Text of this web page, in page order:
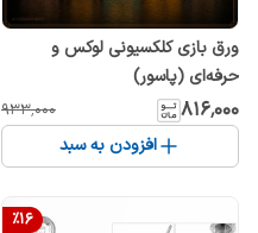
ورق بازی کلکسیونی لوکس و
حرفه‌ای (پاسور)
۸۱۶٬۰۰۰ ۹۳۳٬۰۰۰
افزودن به سبد
%16